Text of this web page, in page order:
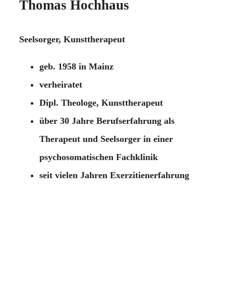
Thomas Hochhaus
Seelsorger, Kunsttherapeut
geb. 1958 in Mainz
verheiratet
Dipl. Theologe, Kunsttherapeut
über 30 Jahre Berufserfahrung als
Therapeut und Seelsorger in einer
psychosomatischen Fachklinik
seit vielen Jahren Exerzitienerfahrung